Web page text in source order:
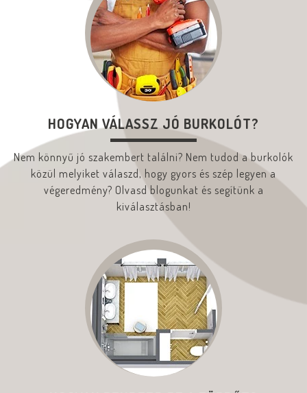
HOGYAN VÁLASSZ JÓ BURKOLÓT?
Nem könnyű jó szakembert találni? Nem tudod a burkolók
közül melyiket válaszd, hogy gyors és szép legyen a
végeredmény? Olvasd blogunkat és segítünk a
kiválasztásban!